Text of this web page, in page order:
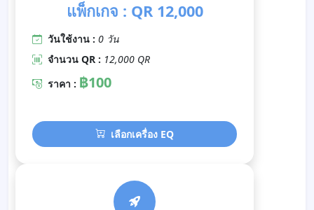
แพ็กเกจ : QR 12,000
วันใช้งาน : 0 วัน
จำนวน QR : 12,000 QR
ราคา : ฿100
เลือกเครื่อง EQ